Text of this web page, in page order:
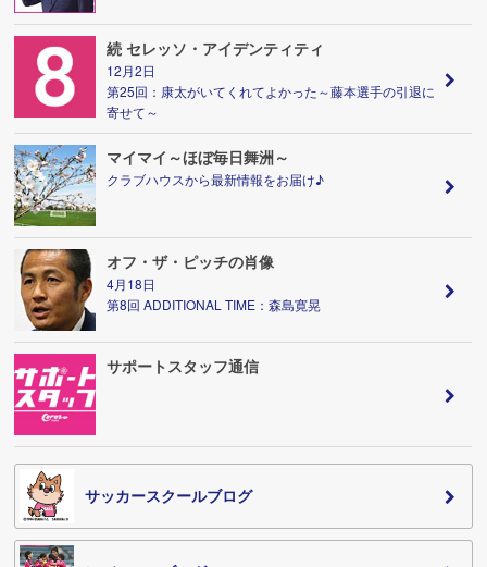
続 セレッソ・アイデンティティ
12月2日
第25回：康太がいてくれてよかった～藤本選手の引退に
寄せて～
マイマイ～ほぼ毎日舞洲～
クラブハウスから最新情報をお届け♪
オフ・ザ・ピッチの肖像
4月18日
第8回 ADDITIONAL TIME：森島寛晃
サポートスタッフ通信
サッカースクールブログ